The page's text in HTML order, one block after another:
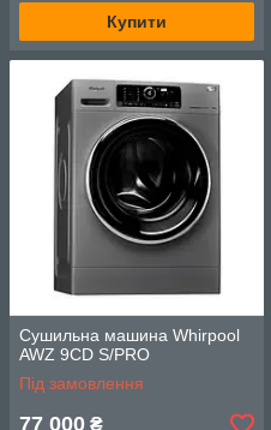
Купити
Сушильна машина Whirpool
AWZ 9CD S/PRO
Під замовлення
77 000 ₴